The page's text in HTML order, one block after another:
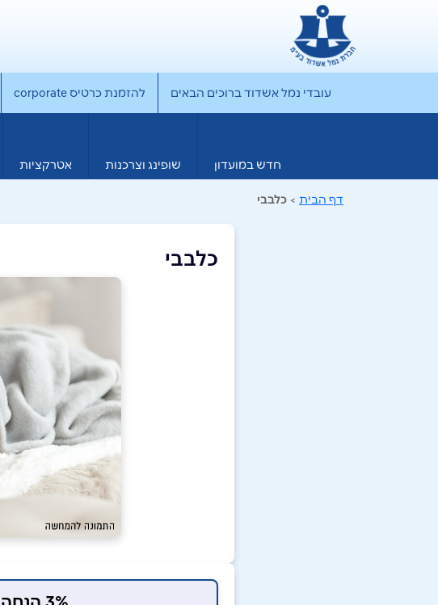
עובדי נמל אשדוד ברוכים הבאים להזמנת כרטיס corporate
חדש במועדון שופינג וצרכנות אטרקציות
דף הבית > כלבבי
כלבבי